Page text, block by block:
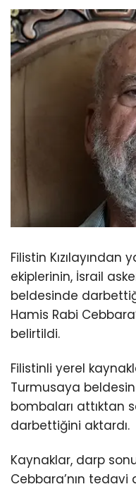
Filistin Kızılayından
ekiplerinin, İsrail
beldesinde
Hamis Rabi
belirtildi.
Filistinli yerel
Turmusaya
bombaları attıktan
darbettiğini aktardı.
Kaynaklar, darp
Cebbara’nın tedavi